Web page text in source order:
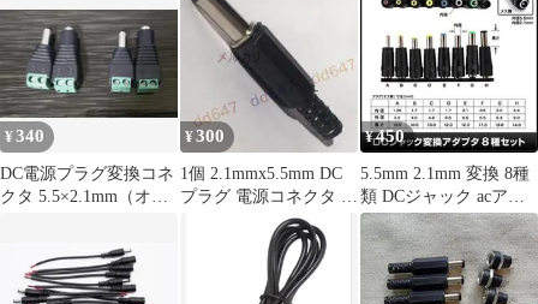
¥340
DC電源プラグ変換コネ
クタ 5.5×2.1mm（オス
¥300
1個 2.1mmx5.5mm DC
プラグ 電源コネクタ オ
スプラグ ロングタイプ
¥450
5.5mm 2.1mm 変換 8種
類 DCジャック acアダ
プター 変換プラグ